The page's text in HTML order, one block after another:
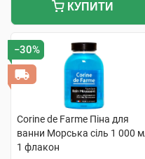
КУПИТИ
−30%
Corine de Farme Піна для
ванни Морська сіль 1 000
1 флакон